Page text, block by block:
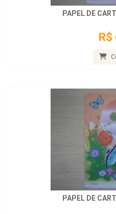
PAPEL DE
R$
PAPEL DE